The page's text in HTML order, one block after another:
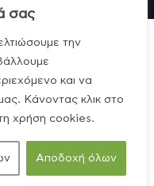
σας
την
και να
Κάνοντας κλικ στο
χρήση cookies.
Αποδοχή όλων